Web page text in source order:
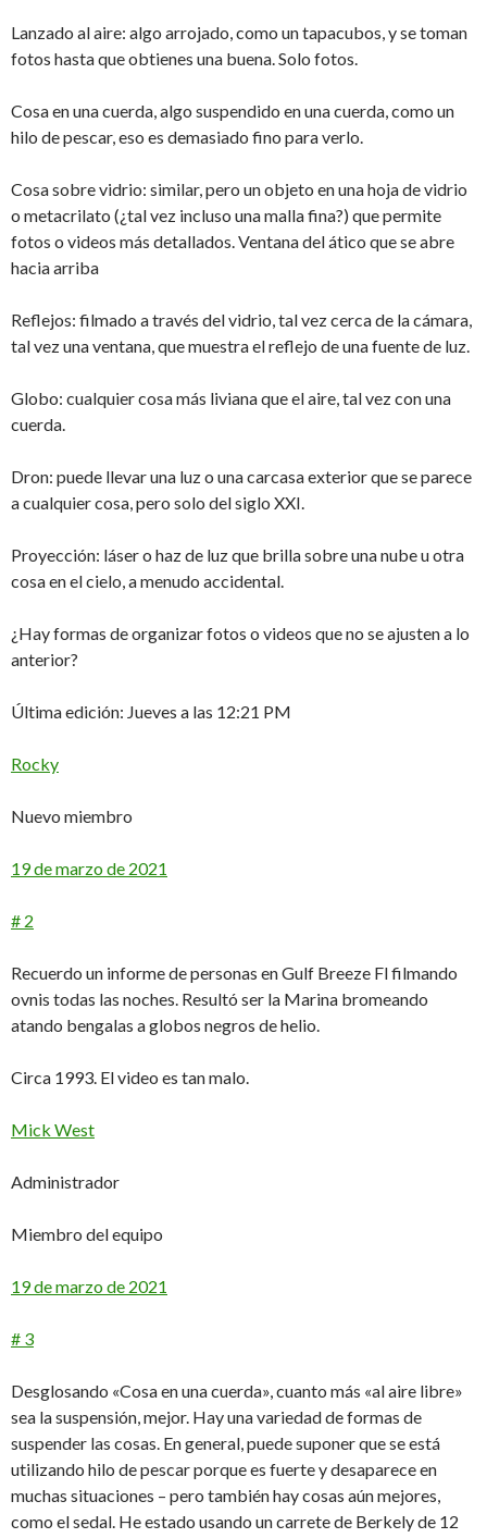
Lanzado al aire: algo arrojado, como un tapacubos, y se toman
fotos hasta que obtienes una buena. Solo fotos.
Cosa en una cuerda, algo suspendido en una cuerda, como un
hilo de pescar, eso es demasiado fino para verlo.
Cosa sobre vidrio: similar, pero un objeto en una hoja de vidrio
o metacrilato (¿tal vez incluso una malla fina?) que permite
fotos o videos más detallados. Ventana del ático que se abre
hacia arriba
Reflejos: filmado a través del vidrio, tal vez cerca de la cámara,
tal vez una ventana, que muestra el reflejo de una fuente de luz.
Globo: cualquier cosa más liviana que el aire, tal vez con una
cuerda.
Dron: puede llevar una luz o una carcasa exterior que se parece
a cualquier cosa, pero solo del siglo XXI.
Proyección: láser o haz de luz que brilla sobre una nube u otra
cosa en el cielo, a menudo accidental.
¿Hay formas de organizar fotos o videos que no se ajusten a lo
anterior?
Última edición: Jueves a las 12:21 PM
Rocky
Nuevo miembro
19 de marzo de 2021
# 2
Recuerdo un informe de personas en Gulf Breeze Fl filmando
ovnis todas las noches. Resultó ser la Marina bromeando
atando bengalas a globos negros de helio.
Circa 1993. El video es tan malo.
Mick West
Administrador
Miembro del equipo
19 de marzo de 2021
# 3
Desglosando «Cosa en una cuerda», cuanto más «al aire libre»
sea la suspensión, mejor. Hay una variedad de formas de
suspender las cosas. En general, puede suponer que se está
utilizando hilo de pescar porque es fuerte y desaparece en
muchas situaciones – pero también hay cosas aún mejores,
como el sedal. He estado usando un carrete de Berkely de 12